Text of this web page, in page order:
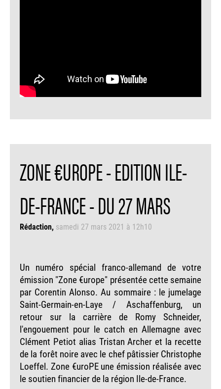
ZONE €UROPE - EDITION ILE-
DE-FRANCE - DU 27 MARS
Rédaction samedi 27 mars 2021 à 12h10
Un numéro spécial franco-allemand de votre
émission "Zone €urope" présentée cette semaine
par Corentin Alonso. Au sommaire : le jumelage
Saint-Germain-en-Laye / Aschaffenburg, un
retour sur la carrière de Romy Schneider,
l'engouement pour le catch en Allemagne avec
Clément Petiot alias Tristan Archer et la recette
de la forêt noire avec le chef pâtissier Christophe
Loeffel. Zone €uroPE une émission réalisée avec
le soutien financier de la région Ile-de-France.